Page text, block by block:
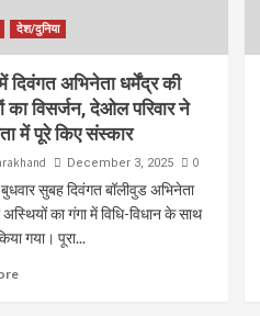
देश/दुनिया
में दिवंगत अभिनेता धर्मेंद्र की
का विसर्जन, देओल परिवार ने
में पूरे किए संस्कार
December 3, 2025 0
बुधवार सुबह दिवंगत बॉलीवुड अभिनेता
अस्थियों का गंगा में विधि-विधान के साथ
गया। पूरा...